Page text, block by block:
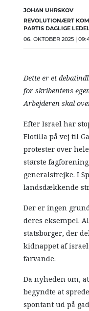
ARBEJDEREN
JOHAN UHRSKOV
REVOLUTIONÆRT
PARTIS DAGLIGE
06. OKTOBER 2025 |
Dette er et
for skribentens
Arbejderen skal
Efter Israel har
Flotilla på vej til
protester over
største
generalstrejke. I
landsdækkende
Der er ingen
deres eksempel.
statsborger, der
kidnappet af
farvande.
Da nyheden om,
begyndte at
spontant ud på